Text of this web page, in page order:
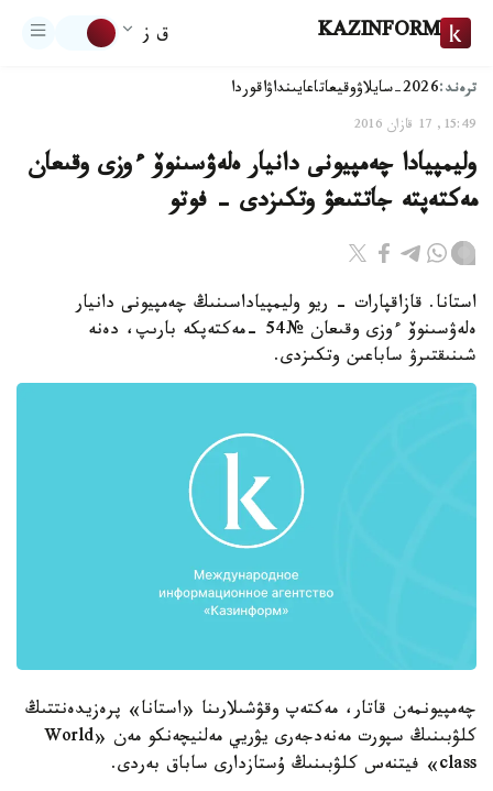
KAZINFORM ق ز
ترەند:2026-سايلاۋ وقيعاتاعايىنداۋاقوردا
15:49, 17 قازان 2016
وليمپيادا چەمپيونى دانيار ەلەۋسىنوۆ ءوزى وقىعان
مەكتەپتە جاتتىعۋ وتكىزدى - فوتو
استانا. قازاقپارات - ريو وليمپياداسىنىڭ چەمپيونى دانيار
ەلەۋسىنوۆ ءوزى وقىعان №54 -مەكتەپكە بارىپ، دەنە
شىنىقتىرۋ ساباعىن وتكىزدى.
چەمپيونمەن قاتار، مەكتەپ وقۋشىلارىنا «استانا» پرەزيدەنتتىڭ
كلۋبىنىڭ سپورت مەنەدجەرى يۋريي مەلنيچەنكو مەن «World
class» فيتنەس كلۋبىنىڭ ۇستازدارى ساباق بەردى.